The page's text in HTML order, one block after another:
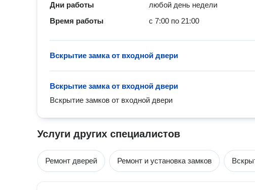
Дни работы
любой день недели
Время работы
с 7:00 по 21:00
Вскрытие замка от входной двери
Вскрытие замка от входной двери
Вскрытие замков от входной двери
Услуги других специалистов
Ремонт дверей Ремонт и установка замков